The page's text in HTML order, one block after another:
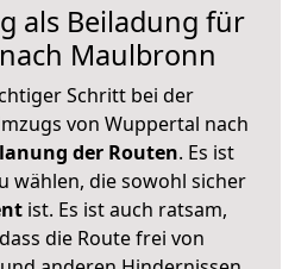
als Beiladung für
Maulbronn
Schritt bei der
von Wuppertal nach
der Routen. Es ist
wählen, die sowohl sicher
ist. Es ist auch ratsam,
die Route frei von